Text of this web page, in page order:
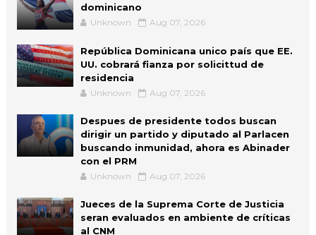
dominicano
Unknown Aug 07, 2026
República Dominicana unico país que EE.
UU. cobrará fianza por solicittud de
residencia
Unknown Aug 07, 2026
Despues de presidente todos buscan
dirigir un partido y diputado al Parlacen
buscando inmunidad, ahora es Abinader
con el PRM
Unknown Aug 07, 2026
Jueces de la Suprema Corte de Justicia
seran evaluados en ambiente de críticas
al CNM